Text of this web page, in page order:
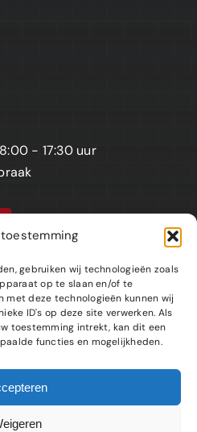
gebruiken wij technologieën zoals
op te slaan en/of te
met deze technologieën kunnen wij
ID's op deze site verwerken. Als
toestemming intrekt, kan dit een
functies en mogelijkheden.
- 17:30 uur
NL867366321B01
Copyright
Privacyverklaring
(EU)